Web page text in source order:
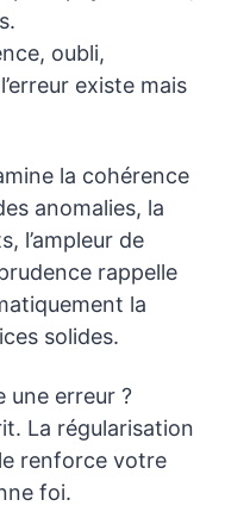
oubli,
existe mais
la cohérence
anomalies, la
l’ampleur de
rappelle
la
solides.
une erreur ?
La régularisation
renforce votre
foi.